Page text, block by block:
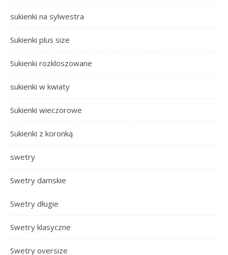
sukienki na sylwestra
Sukienki plus size
Sukienki rozkloszowane
sukienki w kwiaty
Sukienki wieczorowe
Sukienki z koronką
swetry
Swetry damskie
Swetry długie
Swetry klasyczne
Swetry oversize